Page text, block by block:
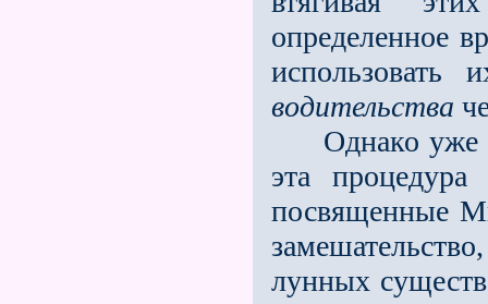
определенное
использовать
водительства
Однако уже
эта
посвященные
лунных существ